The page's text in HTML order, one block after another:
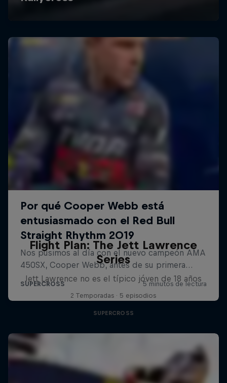
Flight Plan: The Jett Lawrence
Series
Jett Lawrence no es el típico jóven de 18 años
2 Temporadas · 5 episodios
SUPERCROSS